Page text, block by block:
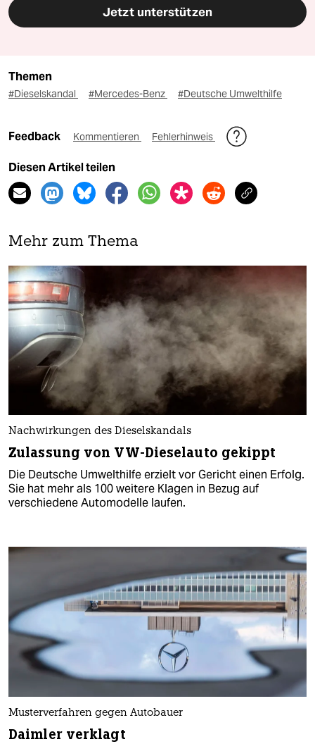
Jetzt unterstützen
Themen
#Dieselskandal #Mercedes-Benz #Deutsche Umwelthilfe
Feedback Kommentieren Fehlerhinweis
Diesen Artikel teilen
Mehr zum Thema
Nachwirkungen des Dieselskandals
Zulassung von VW-Dieselauto gekippt
Die Deutsche Umwelthilfe erzielt vor Gericht einen Erfolg.
Sie hat mehr als 100 weitere Klagen in Bezug auf
verschiedene Automodelle laufen.
Musterverfahren gegen Autobauer
Daimler verklagt